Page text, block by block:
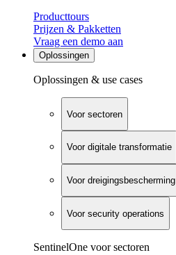
Producttours
Prijzen & Pakketten
Vraag een demo aan
Oplossingen
Oplossingen & use cases
Voor sectoren
Voor digitale transformatie
Voor dreigingsbescherming
Voor security operations
SentinelOne voor sectoren